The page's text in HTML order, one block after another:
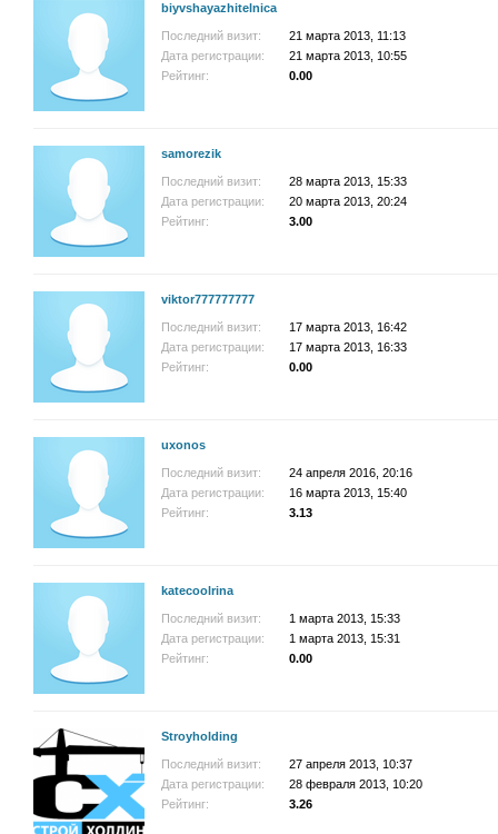
biyvshayazhitelnica
Последний визит:
21 марта 2013, 11:13
Дата регистрации:
21 марта 2013, 10:55
Рейтинг:
0.00
samorezik
Последний визит:
28 марта 2013, 15:33
Дата регистрации:
20 марта 2013, 20:24
Рейтинг:
3.00
viktor777777777
Последний визит:
17 марта 2013, 16:42
Дата регистрации:
17 марта 2013, 16:33
Рейтинг:
0.00
uxonos
Последний визит:
24 апреля 2016, 20:16
Дата регистрации:
16 марта 2013, 15:40
Рейтинг:
3.13
katecoolrina
Последний визит:
1 марта 2013, 15:33
Дата регистрации:
1 марта 2013, 15:31
Рейтинг:
0.00
Stroyholding
Последний визит:
27 апреля 2013, 10:37
Дата регистрации:
28 февраля 2013, 10:20
Рейтинг:
3.26